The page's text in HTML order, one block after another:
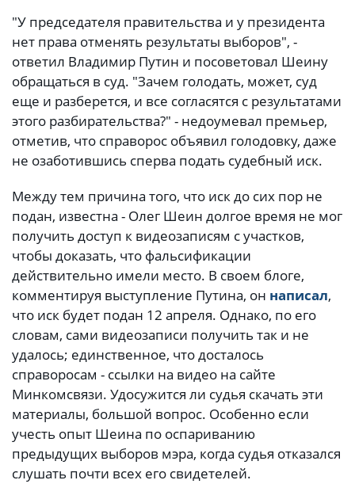
"У председателя правительства и у президента
нет права отменять результаты выборов", -
ответил Владимир Путин и посоветовал Шеину
обращаться в суд. "Зачем голодать, может, суд
еще и разберется, и все согласятся с результатами
этого разбирательства?" - недоумевал премьер,
отметив, что справорос объявил голодовку, даже
не озаботившись сперва подать судебный иск.
Между тем причина того, что иск до сих пор не
подан, известна - Олег Шеин долгое время не мог
получить доступ к видеозаписям с участков,
чтобы доказать, что фальсификации
действительно имели место. В своем блоге,
комментируя выступление Путина, он написал,
что иск будет подан 12 апреля. Однако, по его
словам, сами видеозаписи получить так и не
удалось; единственное, что досталось
справоросам - ссылки на видео на сайте
Минкомсвязи. Удосужится ли судья скачать эти
материалы, большой вопрос. Особенно если
учесть опыт Шеина по оспариванию
предыдущих выборов мэра, когда судья отказался
слушать почти всех его свидетелей.